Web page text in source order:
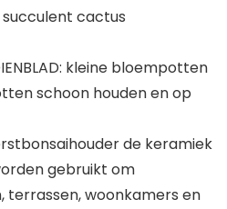
cactus
kleine bloempotten
schoon houden en op
de keramiek
gebruikt om
terrassen, woonkamers en